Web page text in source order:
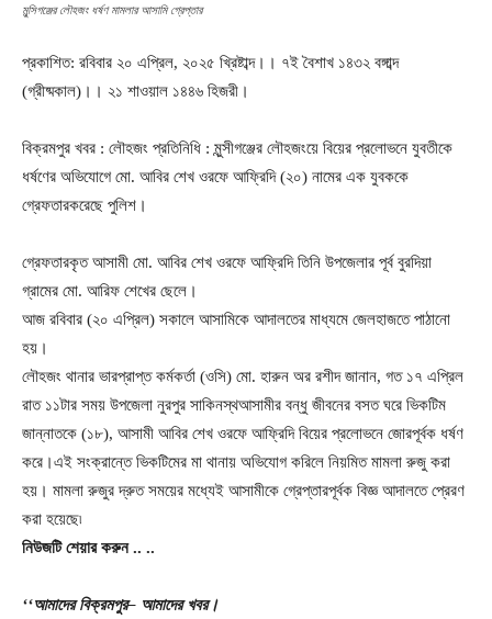
মুন্সিগঞ্জের লৌহজং ধর্ষণ মামলার আসামি গ্রেপ্তার
প্রকাশিত: রবিবার ২০ এপ্রিল, ২০২৫ খ্রিষ্টাব্দ।। ৭ই বৈশাখ ১৪৩২ বঙ্গাব্দ
(গ্রীষ্মকাল)।। ২১ শাওয়াল ১৪৪৬ হিজরী।
বিক্রমপুর খবর : লৌহজং প্রতিনিধি : মুন্সীগঞ্জের লৌহজংয়ে বিয়ের প্রলোভনে যুবতীকে
ধর্ষণের অভিযোগে মো. আবির শেখ ওরফে আফ্রিদি (২০) নামের এক যুবককে
গ্রেফতারকরেছে পুলিশ।
গ্রেফতারকৃত আসামী মো. আবির শেখ ওরফে আফ্রিদি তিনি উপজেলার পূর্ব বুরদিয়া
গ্রামের মো. আরিফ শেখের ছেলে।
আজ রবিবার (২০ এপ্রিল) সকালে আসামিকে আদালতের মাধ্যমে জেলহাজতে পাঠানো
হয়।
লৌহজং থানার ভারপ্রাপ্ত কর্মকর্তা (ওসি) মো. হারুন অর রশীদ জানান, গত ১৭ এপ্রিল
রাত ১১টার সময় উপজেলা নুরপুর সাকিনস্থআসামীর বন্ধু জীবনের বসত ঘরে ভিকটিম
জান্নাতকে (১৮), আসামী আবির শেখ ওরফে আফ্রিদি বিয়ের প্রলোভনে জোরপূর্বক ধর্ষণ
করে।এই সংক্রান্তে ভিকটিমের মা থানায় অভিযোগ করিলে নিয়মিত মামলা রুজু করা
হয়। মামলা রুজুর দ্রুত সময়ের মধ্যেই আসামীকে গ্রেপ্তারপূর্বক বিজ্ঞ আদালতে প্রেরণ
করা হয়েছে৷
নিউজটি শেয়ার করুন.. ..
‘‘আমাদের বিক্রমপুর– আমাদের খবর।